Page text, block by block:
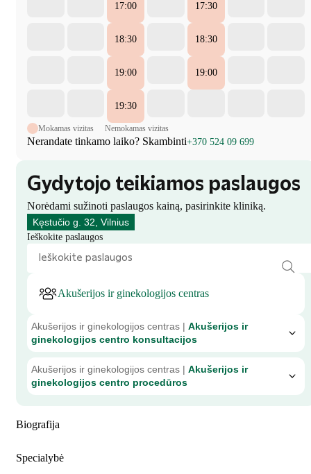
17:00 17:30
18:30 18:30
19:00 19:00
19:30
Mokamas vizitas Nemokamas vizitas
Nerandate tinkamo laiko? Skambinti+370 524 09 699
Gydytojo teikiamos paslaugos
Norėdami sužinoti paslaugos kainą, pasirinkite kliniką.
Kęstučio g. 32, Vilnius
Ieškokite paslaugos
Akušerijos ir ginekologijos centras
Akušerijos ir ginekologijos centras | Akušerijos ir
ginekologijos centro konsultacijos
Akušerijos ir ginekologijos centras | Akušerijos ir
ginekologijos centro procedūros
Biografija
Specialybė